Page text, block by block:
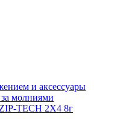
и аксессуары
молниями
TECH 2Х4 8г